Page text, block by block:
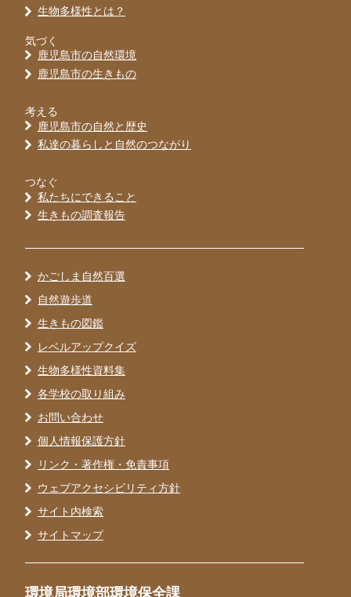
生物多様性とは？
気づく
鹿児島市の自然環境
鹿児島市の生きもの
考える
鹿児島市の自然と歴史
私達の暮らしと自然のつながり
つなぐ
私たちにできること
生きもの調査報告
かごしま自然百選
自然遊歩道
生きもの図鑑
レベルアップクイズ
生物多様性資料集
各学校の取り組み
お問い合わせ
個人情報保護方針
リンク・著作権・免責事項
ウェブアクセシビリティ方針
サイト内検索
サイトマップ
環境局環境部環境保全課